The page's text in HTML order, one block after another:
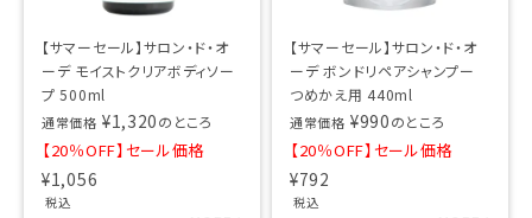
【サマーセール】サロン・ド・オ
ーデ モイストクリアボディソー
プ 500ml
通常価格 ¥1,320のところ
【20％OFF】セール価格
¥1,056
税込
【サマーセール】サロン・ド・オ
ーデ ボンドリペアシャンプー
つめかえ用 440ml
通常価格 ¥990のところ
【20％OFF】セール価格
¥792
税込